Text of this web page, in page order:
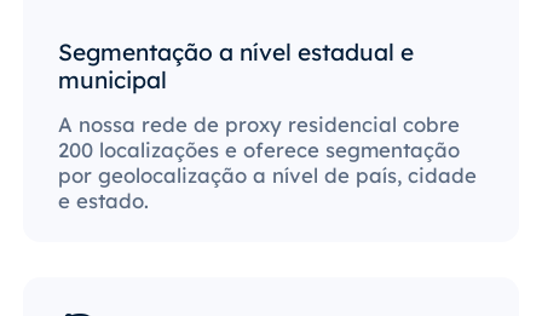
Segmentação a nível estadual e
municipal
A nossa rede de proxy residencial cobre
200 localizações e oferece segmentação
por geolocalização a nível de país, cidade
e estado.